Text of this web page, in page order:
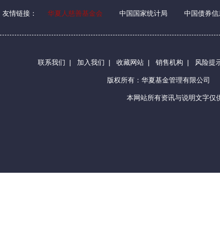
友情链接： 华夏人慈善基金会 中国国家统计局 中国债券信
联系我们 | 加入我们 | 收藏网站 | 销售机构 | 风险提
版权所有：华夏基金管理有限公司
本网站所有资讯与说明文字仅